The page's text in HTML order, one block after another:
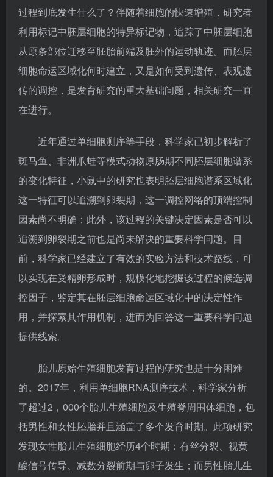
过程到底发生什么了？伴随着细胞的快速增殖，研究者
利用标记中胚层细胞的特异标记物，追踪了中胚层细胞
从原条部位迁移至胚胎前端及胚外的运动轨迹。而胚层
细胞命运区域化何时建立，又是如何受到遗传、表观遗
传的调控，是发育研究的重大基础问题，相关研究一直
在进行。
近年通过单细胞测序等手段，科学家已初步解析了
斑马鱼、非洲爪蛙等模式动物原肠期不同胚层细胞谱系
的变化特征，小鼠中的研究也表明胚层细胞谱系区域化
这一特征可以追溯到卵裂期，这一调控网络的顶端控制
因素尚不明确；此外，该过程的关键决定因素是否可以
追溯到卵裂期之前也是尚未解决的重要科学问题。目
前，科学家已经建立了有效的实验方法和技术路线，可
以实现在受精卵形成时，规模化地挖掘该过程的候选调
控因子，鉴定其在胚层细胞命运区域化中的决定性作
用，并探索其作用机制，进而为回答这一重要科学问题
提供线索。
胎儿原始生殖细胞发育过程的研究也是十分困难
的。2017年，利用单细胞RNA测序技术，科学家分析
了超过2，000个胎儿生殖细胞及生殖脊周围体细胞，包
括男性和女性胚胎并且涵盖了多个发育时期。此项研究
发现女性胎儿生殖细胞经历4个时期：有丝分裂、视黄
酸信号传导、减数分裂前期与卵子发生；而男性胎儿生